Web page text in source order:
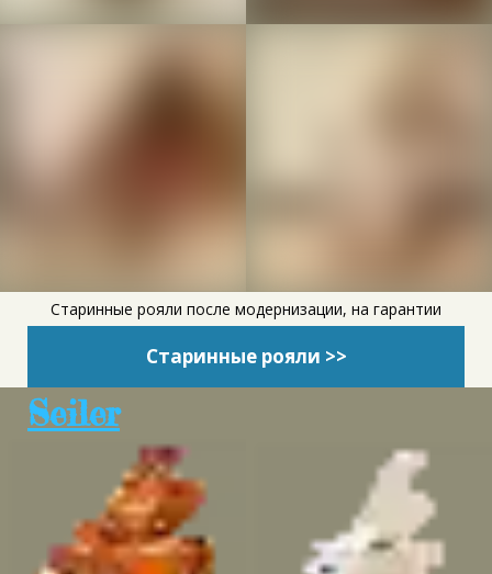
Старинные рояли после модернизации, на гарантии
Старинные рояли >>
Seiler